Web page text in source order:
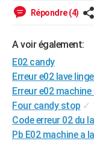
BONS PLANS
DICTIONNAIRE
Dictionnaire
Biographies
Citations
Expressions
Proverbes
PROGRAMME TV
COPAINS D'AVANT
S'inscrire
Se connecter
Lycées
Collèges
Primaires
Universités
Entreprises
Service militaire
Avis de recherche
AVIS DE DÉCÈS
Répondre (4)
A voir également:
E02 candy
Erreur e02 lave
Erreur e02
Four candy stop ✓
Code erreur 02 du
Pb E02 machine a